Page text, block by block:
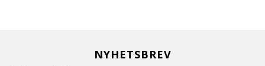
NYHETSBREV